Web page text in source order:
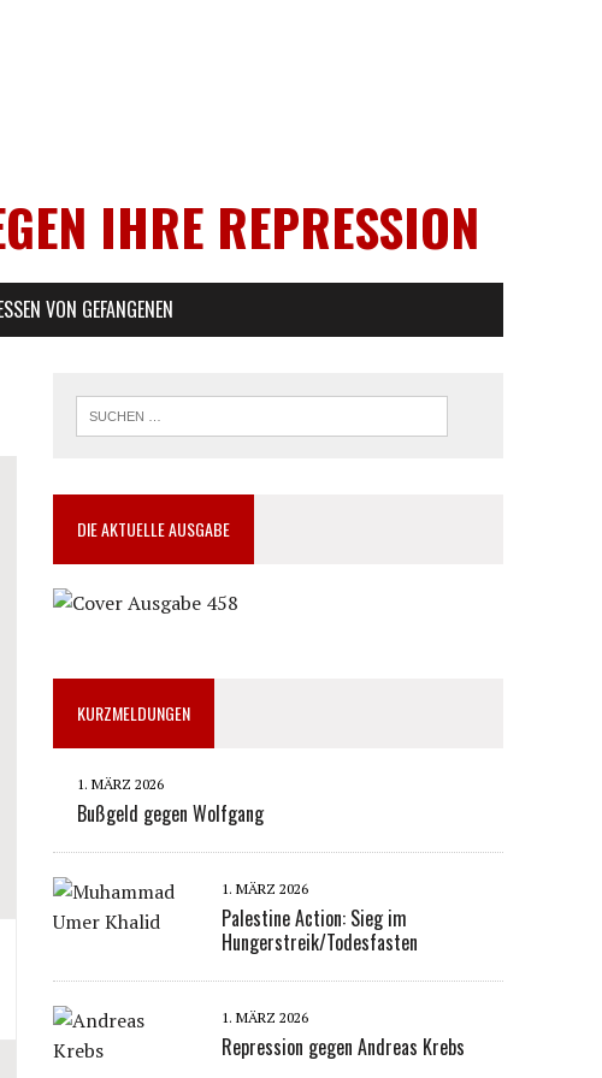
IHRE REPRESSION
VON GEFANGENEN
DIE AKTUELLE AUSGABE
KURZMELDUNGEN
1. MÄRZ 2026
Bußgeld gegen Wolfgang
1. MÄRZ 2026
Palestine Action: Sieg im
Hungerstreik/Todesfasten
1. MÄRZ 2026
Repression gegen Andreas Krebs